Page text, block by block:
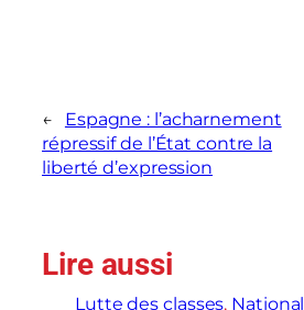
←
Espagne : l’acharnement
répressif de l’État contre la
liberté d’expression
Lire aussi
Lutte des classes, National